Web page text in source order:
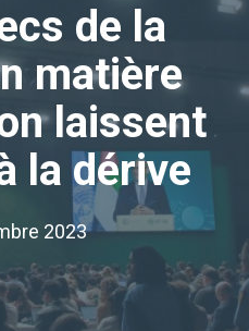
de la
matière
laissent
la dérive
2023